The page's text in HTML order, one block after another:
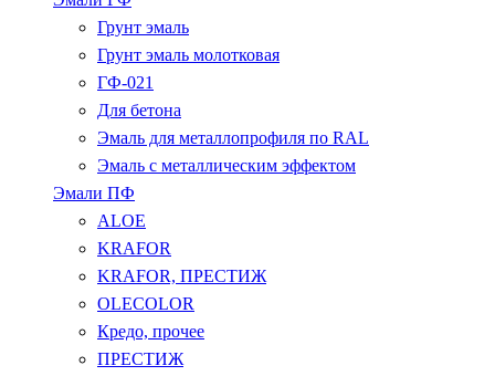
Грунт эмаль
Грунт эмаль молотковая
ГФ-021
Для бетона
Эмаль для металлопрофиля по RAL
Эмаль с металлическим эффектом
Эмали ПФ
ALOE
KRAFOR
KRAFOR, ПРЕСТИЖ
OLECOLOR
Кредо, прочее
ПРЕСТИЖ